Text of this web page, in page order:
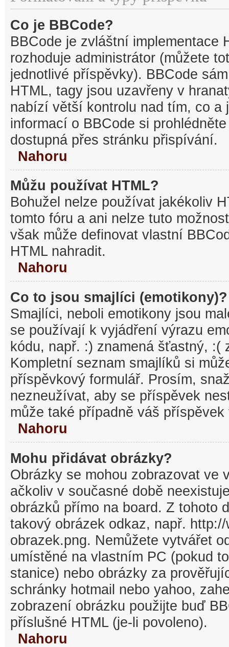
Co je BBCode?
BBCode je zvláštní implementace
rozhoduje administrátor (můžete
jednotlivé příspěvky). BBCode
HTML, tagy jsou uzavřeny v
nabízí větší kontrolu nad tím, co a
informací o BBCode si
dostupná přes stránku přispívání.
Nahoru
Můžu používat HTML?
Bohužel nelze používat jakékoliv
tomto fóru a ani nelze tuto
však může definovat vlastní
HTML nahradit.
Nahoru
Co to jsou smajlíci (emotikony)?
Smajlíci, neboli emotikony jsou
se používají k vyjádření výrazu
kódu, např. :) znamená šťastný, :(
Kompletní seznam smajlíků si
příspěvkový formulář. Prosím,
nezneužívat, aby se příspěvek
může také případně váš
Nahoru
Mohu přidávat obrázky?
Obrázky se mohou zobrazovat ve
ačkoliv v současné době
obrázků přímo na board. Z tohoto
takový obrázek odkaz, např.
obrazek.png. Nemůžete vytvářet
umístěné na vlastním PC (pokud
stanice) nebo obrázky za
schránky hotmail nebo yahoo,
zobrazení obrázku použijte buď
příslušné HTML (je-li povoleno).
Nahoru